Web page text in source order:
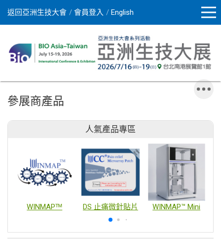
返回亞洲生技大會 會員登入 English
參展商產品
人氣產品專區
WINMAPᵀᴹ DS 止痛微針貼片 WINMAP™ Mini